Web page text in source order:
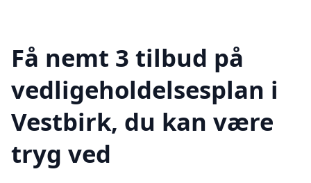
Få nemt 3 tilbud på
vedligeholdelsesplan i
Vestbirk, du kan være
tryg ved